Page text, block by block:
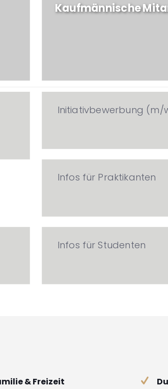
Kaufmännische
Initiativbewerbung (m/
Infos für Praktikanten
Infos für Studenten
& Freizeit